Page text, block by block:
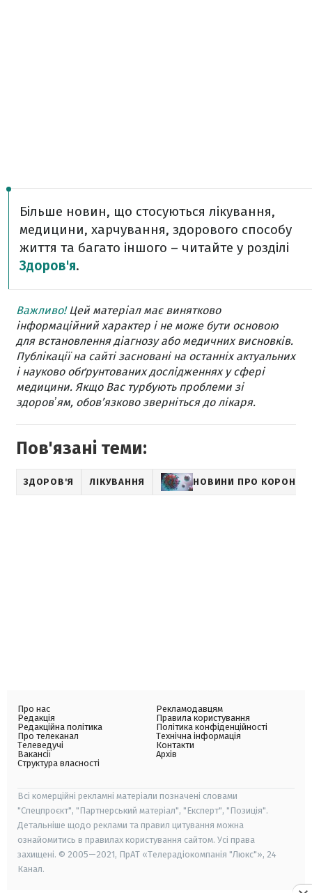
Більше новин, що стосуються лікування,
медицини, харчування, здорового способу
життя та багато іншого – читайте у розділі
Здоров'я.
Важливо!Цей матеріал має винятково
інформаційний характер і не може бути основою
для встановлення діагнозу або медичних висновків.
Публікації на сайті засновані на останніх актуальних
і науково обґрунтованих дослідженнях у сфері
медицини. Якщо Вас турбують проблеми зі
здоровʼям, обов’язково зверніться до лікаря.
Пов'язані теми:
ЗДОРОВ'Я ЛІКУВАННЯ НОВИНИ ПРО
Про нас
Редакція
Редакційна політика
Про телеканал
Телеведучі
Вакансії
Структура власності
Рекламодавцям
Правила користування
Політика конфіденційності
Технічна інформація
Контакти
Архів
Всі комерційні рекламні матеріали позначені словами
"Спецпроєкт", "Партнерський матеріал", "Експерт", "Позиція".
Детальніше щодо реклами та правил цитування можна
ознайомитись в правилах користування сайтом. Усі права
захищені. © 2005—2021, ПрАТ «Телерадіокомпанія "Люкс"», 24
Канал.